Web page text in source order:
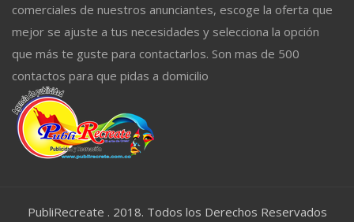
comerciales de nuestros anunciantes, escoge la oferta que
mejor se ajuste a tus necesidades y selecciona la opción
que más te guste para contactarlos. Son mas de 500
contactos para que pidas a domicilio
PubliRecreate . 2018. Todos los Derechos Reservados